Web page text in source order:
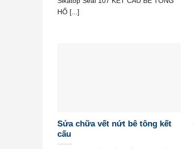
HỐ [...]
Sửa chữa vết nứt bê tông kết
cấu